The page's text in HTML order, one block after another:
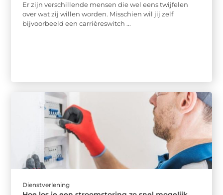
Er zijn verschillende mensen die wel eens twijfelen
over wat zij willen worden. Misschien wil jij zelf
bijvoorbeeld een carrièreswitch ...
Dienstverlening